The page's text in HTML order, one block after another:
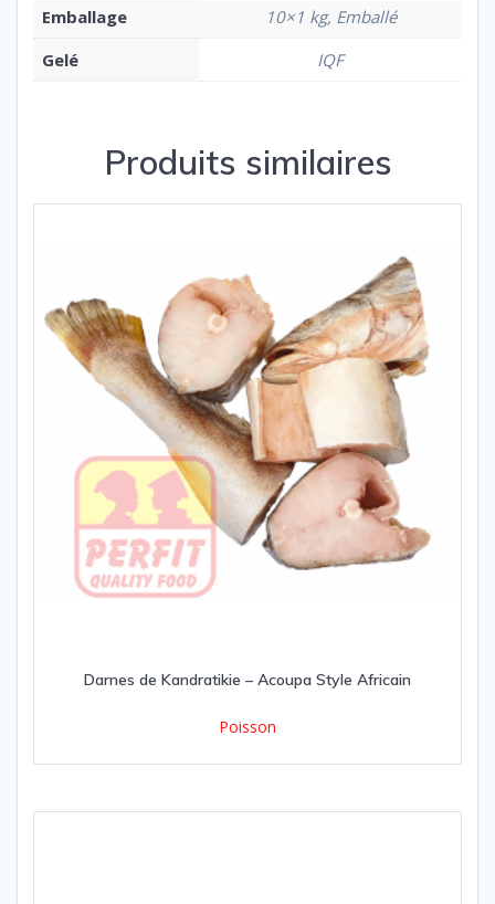
Emballage
10×1 kg, Emballé
Gelé
IQF
Produits similaires
Darnes de Kandratikie – Acoupa Style Africain
Poisson